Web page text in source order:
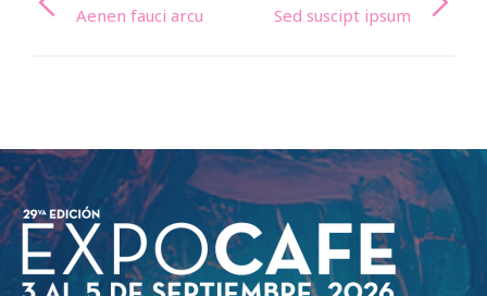
Aenen fauci arcu Sed suscipt ipsum